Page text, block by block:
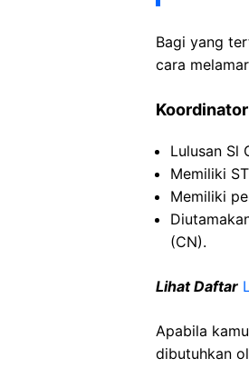
Bagi yang
cara
Lulusan Sl
Memiliki
Memiliki
(CN).
Lihat Daftar
Apabila
dibutuhkan